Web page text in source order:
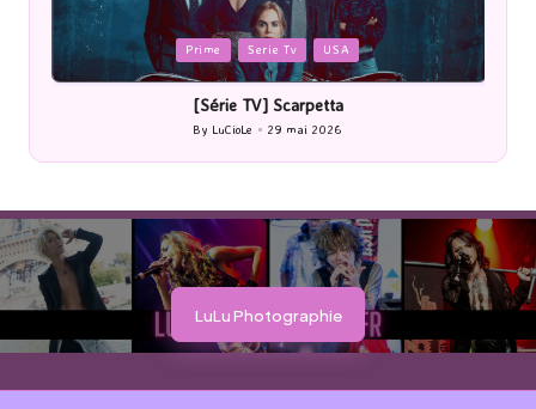
Posted
in
Prime Serie Tv USA
[Série TV] Scarpetta
Posted
by
By LuCioLe 29 mai 2026
LuLu Photographie